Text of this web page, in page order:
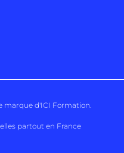
marque d'ICI Formation.
partout en France